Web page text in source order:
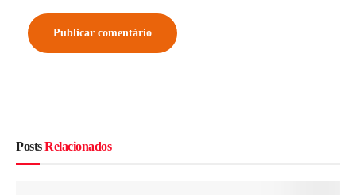
PostsRelacionados